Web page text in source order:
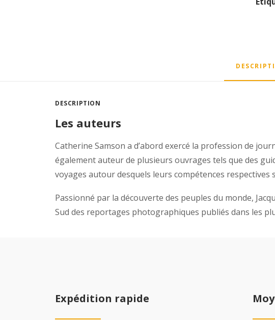
DESCRIPTION
Les auteurs
Catherine Samson a d’abord exercé la profession de
également auteur de plusieurs ouvrages tels que des
voyages autour desquels leurs compétences
Passionné par la découverte des peuples du monde,
Sud des reportages photographiques publiés dans les
Expédition rapide